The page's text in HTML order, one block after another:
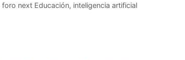
foro next Educación, inteligencia artificial